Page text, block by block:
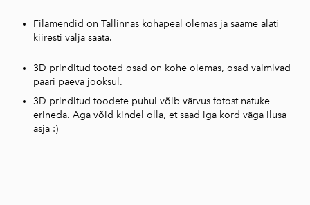
Filamendid on Tallinnas kohapeal olemas ja saame alati
kiiresti välja saata.
3D prinditud tooted osad on kohe olemas, osad valmivad
paari päeva jooksul.
3D prinditud toodete puhul võib värvus fotost natuke
erineda. Aga võid kindel olla, et saad iga kord väga ilusa
asja :)